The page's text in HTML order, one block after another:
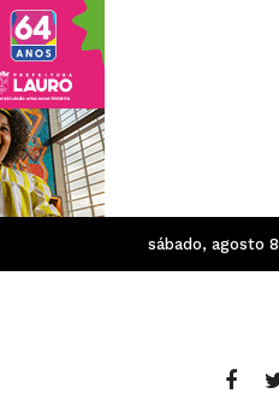
sábado, agosto 8